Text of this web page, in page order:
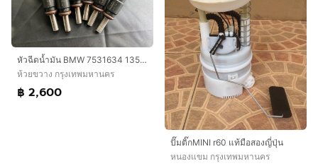
หัวฉีดน้ำมัน BMW 7531634 13537531634 ใส่ E60 E90 E65 E70 E66 E83 E85 E89 F10 F25 X3 X5 X6 Z4 เครื่อง M54b30 N52
ห้วยขวาง กรุงเทพมหานคร
฿ 2,600
ปั๊มติ๊กMINI r60 แท้มือสองญี่ปุ่น
หนองแขม กรุงเทพมหานคร